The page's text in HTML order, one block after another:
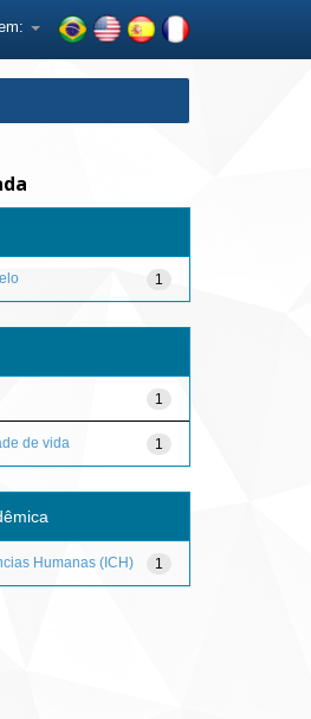
1
1
1
de vida
1
Humanas (ICH)